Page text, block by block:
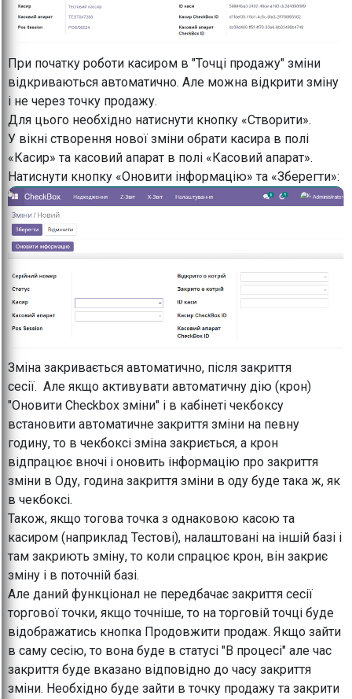
При початку роботи касиром в "Точці продажу" зміни
відкриваються автоматично. Але можна відкрити зміну
і не через точку продажу.
Для цього необхідно натиснути кнопку «Створити».
У вікні створення нової зміни обрати касира в полі
«Касир» та касовий апарат в полі «Касовий апарат».
Натиснути кнопку «Оновити інформацію» та «Зберегти»:
Зміна закривається автоматично, після закриття
сесії. Але якщо активувати автоматичну дію (крон)
"Оновити Checkbox зміни" і в кабінеті чекбоксу
встановити автоматичне закриття зміни на певну
годину, то в чекбоксі зміна закриється, а крон
відпрацює вночі і оновить інформацію про закриття
зміни в Оду, година закриття зміни в оду буде така ж, як
в чекбоксі.
Також, якщо тогова точка з однаковою касою та
касиром (наприклад Тестові), налаштовані на іншій базі і
там закриють зміну, то коли спрацює крон, він закриє
зміну і в поточній базі.
Але даний функціонал не передбачає закриття сесії
торгової точки, якщо точніше, то на торговій точці буде
відображатись кнопка Продовжити продаж. Якщо зайти
в саму сесію, то вона буде в статусі "В процесі" але час
закриття буде вказано відповідно до часу закриття
зміни. Необхідно буде зайти в точку продажу та закрити